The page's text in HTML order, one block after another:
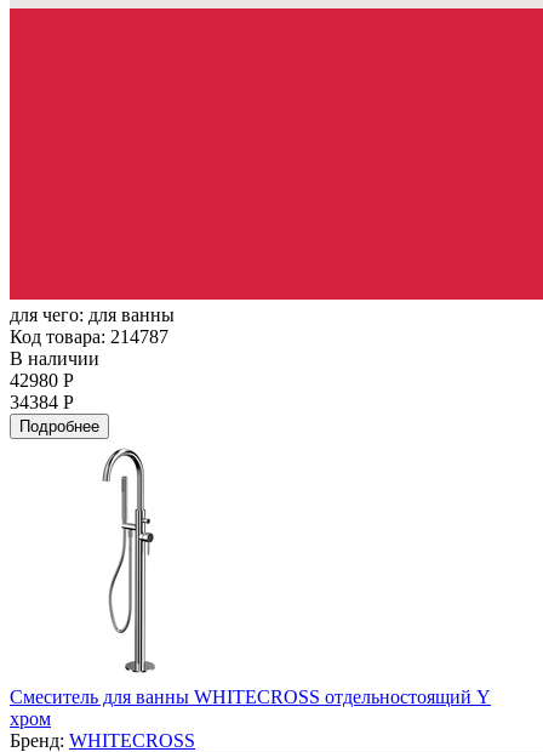
для чего: для ванны
Код товара: 214787
В наличии
42980 Р
34384 Р
Подробнее
Смеситель для ванны WHITECROSS отдельностоящий Y
хром
Бренд: WHITECROSS